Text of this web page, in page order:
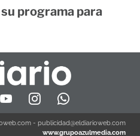
programa para
- publicidad@eldiarioweb.com
www.grupoazulmedia.com